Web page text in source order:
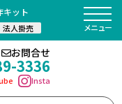
キット
法人掛売
お問合せ
3336
Insta